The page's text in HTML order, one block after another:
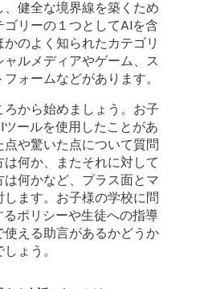
、健全な境界線を築くため
リーの１つとしてAIを含
のよく知られたカテゴリ
ルメディアやゲーム、ス
ォームなどがあります。
から始めましょう。お子
ールを使用したことがあ
や驚いた点について質問
何か、またそれに対して
何かなど、プラス面とマ
ます。お子様の学校に問
ポリシーや生徒への指導
える助言があるかどうか
ょう。